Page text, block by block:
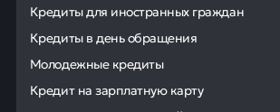
Кредиты для иностранных граждан
Кредиты в день обращения
Молодежные кредиты
Кредит на зарплатную карту